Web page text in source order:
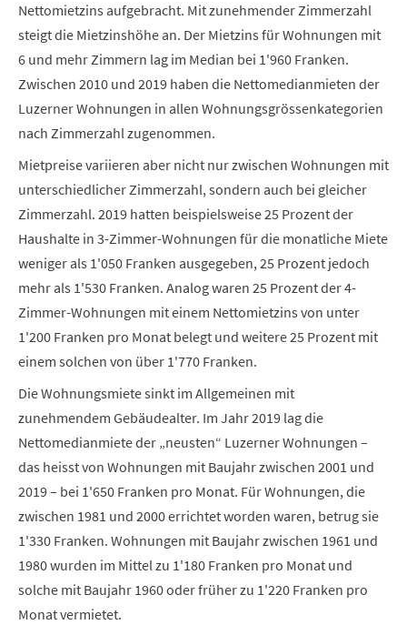
Nettomietzins aufgebracht. Mit zunehmender Zimmerzahl
steigt die Mietzinshöhe an. Der Mietzins für Wohnungen mit
6 und mehr Zimmern lag im Median bei 1'960 Franken.
Zwischen 2010 und 2019 haben die Nettomedianmieten der
Luzerner Wohnungen in allen Wohnungsgrössenkategorien
nach Zimmerzahl zugenommen.
Mietpreise variieren aber nicht nur zwischen Wohnungen mit
unterschiedlicher Zimmerzahl, sondern auch bei gleicher
Zimmerzahl. 2019 hatten beispielsweise 25 Prozent der
Haushalte in 3-Zimmer-Wohnungen für die monatliche Miete
weniger als 1'050 Franken ausgegeben, 25 Prozent jedoch
mehr als 1'530 Franken. Analog waren 25 Prozent der 4-
Zimmer-Wohnungen mit einem Nettomietzins von unter
1'200 Franken pro Monat belegt und weitere 25 Prozent mit
einem solchen von über 1'770 Franken.
Die Wohnungsmiete sinkt im Allgemeinen mit
zunehmendem Gebäudealter. Im Jahr 2019 lag die
Nettomedianmiete der „neusten“ Luzerner Wohnungen –
das heisst von Wohnungen mit Baujahr zwischen 2001 und
2019 – bei 1'650 Franken pro Monat. Für Wohnungen, die
zwischen 1981 und 2000 errichtet worden waren, betrug sie
1'330 Franken. Wohnungen mit Baujahr zwischen 1961 und
1980 wurden im Mittel zu 1'180 Franken pro Monat und
solche mit Baujahr 1960 oder früher zu 1'220 Franken pro
Monat vermietet.